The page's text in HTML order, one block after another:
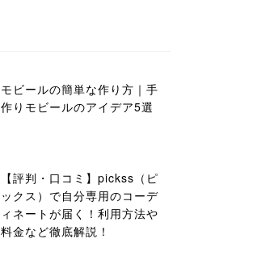
モビールの簡単な作り方｜手
作りモビールのアイデア5選
【評判・口コミ】pickss（ピ
ックス）で自分専用のコーデ
ィネートが届く！利用方法や
料金など徹底解説！